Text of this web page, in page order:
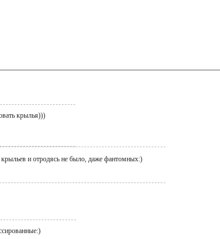
крылья)))
и отродясь не было, даже фантомных:)